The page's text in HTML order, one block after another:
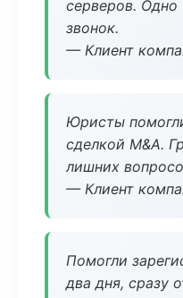
серверов.
звонок.
— Клиент
Юристы
сделкой M&A.
лишних
— Клиент
Помогли
два дня, сразу